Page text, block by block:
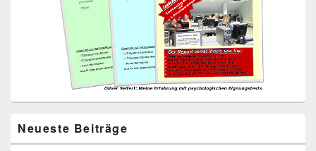
Neueste Beiträge